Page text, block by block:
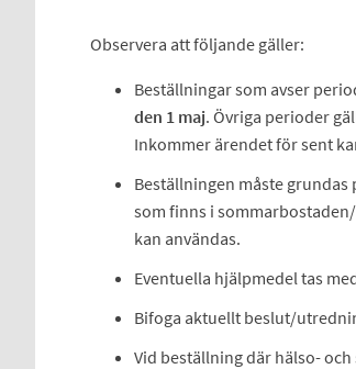
Observera att följande gäller:
Beställningar som avser
den 1 maj. Övriga perioder
Inkommer ärendet för sent
Beställningen måste
som finns i
kan användas.
Eventuella hjälpmedel tas
Bifoga aktuellt beslut/
Vid beställning där hälso-